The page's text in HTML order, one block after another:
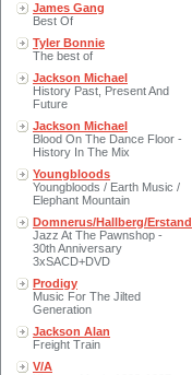
James Gang
Best Of
Tyler Bonnie
The best of
Jackson Michael
History Past, Present And
Future
Jackson Michael
Blood On The Dance Floor -
History In The Mix
Youngbloods
Youngbloods / Earth Music /
Elephant Mountain
Domnerus/Hallberg/Erstand
Jazz At The Pawnshop -
30th Anniversary
3xSACD+DVD
Prodigy
Music For The Jilted
Generation
Jackson Alan
Freight Train
V/A